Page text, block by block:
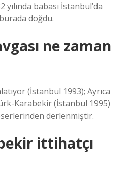
yılında babası İstanbul’da
doğdu.
ne zaman
(İstanbul 1993); Ayrıca
Karabekir (İstanbul 1995)
derlenmiştir.
ittihatçı